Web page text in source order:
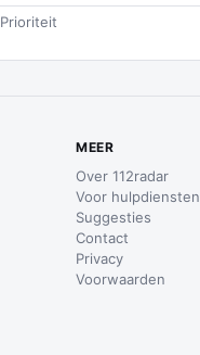
Prioriteit
MEER
Over 112radar
Voor hulpdiensten
Suggesties
Contact
Privacy
Voorwaarden